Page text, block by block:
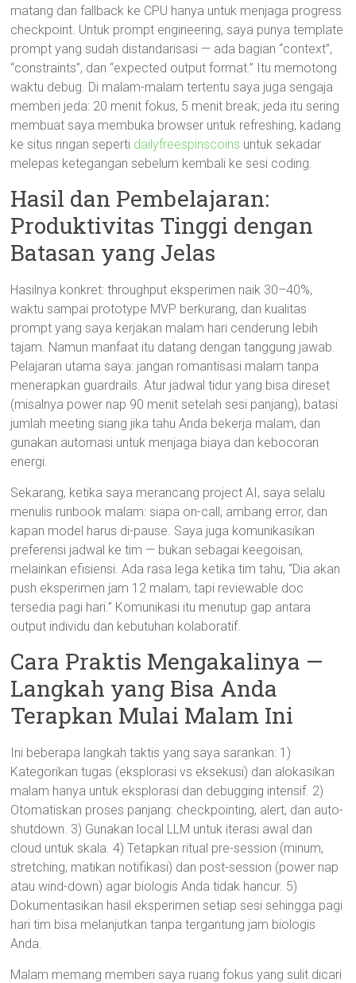
matang dan fallback ke CPU hanya untuk menjaga progress
checkpoint. Untuk prompt engineering, saya punya template
prompt yang sudah distandarisasi — ada bagian “context”,
“constraints”, dan “expected output format.” Itu memotong
waktu debug. Di malam-malam tertentu saya juga sengaja
memberi jeda: 20 menit fokus, 5 menit break; jeda itu sering
membuat saya membuka browser untuk refreshing, kadang
ke situs ringan seperti dailyfreespinscoins untuk sekadar
melepas ketegangan sebelum kembali ke sesi coding.
Hasil dan Pembelajaran:
Produktivitas Tinggi dengan
Batasan yang Jelas
Hasilnya konkret: throughput eksperimen naik 30–40%,
waktu sampai prototype MVP berkurang, dan kualitas
prompt yang saya kerjakan malam hari cenderung lebih
tajam. Namun manfaat itu datang dengan tanggung jawab.
Pelajaran utama saya: jangan romantisasi malam tanpa
menerapkan guardrails. Atur jadwal tidur yang bisa direset
(misalnya power nap 90 menit setelah sesi panjang), batasi
jumlah meeting siang jika tahu Anda bekerja malam, dan
gunakan automasi untuk menjaga biaya dan kebocoran
energi.
Sekarang, ketika saya merancang project AI, saya selalu
menulis runbook malam: siapa on-call, ambang error, dan
kapan model harus di-pause. Saya juga komunikasikan
preferensi jadwal ke tim — bukan sebagai keegoisan,
melainkan efisiensi. Ada rasa lega ketika tim tahu, “Dia akan
push eksperimen jam 12 malam, tapi reviewable doc
tersedia pagi hari.” Komunikasi itu menutup gap antara
output individu dan kebutuhan kolaboratif.
Cara Praktis Mengakalinya —
Langkah yang Bisa Anda
Terapkan Mulai Malam Ini
Ini beberapa langkah taktis yang saya sarankan: 1)
Kategorikan tugas (eksplorasi vs eksekusi) dan alokasikan
malam hanya untuk eksplorasi dan debugging intensif. 2)
Otomatiskan proses panjang: checkpointing, alert, dan auto-
shutdown. 3) Gunakan local LLM untuk iterasi awal dan
cloud untuk skala. 4) Tetapkan ritual pre-session (minum,
stretching, matikan notifikasi) dan post-session (power nap
atau wind-down) agar biologis Anda tidak hancur. 5)
Dokumentasikan hasil eksperimen setiap sesi sehingga pagi
hari tim bisa melanjutkan tanpa tergantung jam biologis
Anda.
Malam memang memberi saya ruang fokus yang sulit dicari